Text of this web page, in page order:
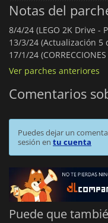
Notas del
8/4/24 (LEGO 2K Drive -
13/3/24 (Actualización 5
17/1/24
Ver parches anteriores
Comentarios
Puedes dejar un
sesión en tu cuenta
Puede que